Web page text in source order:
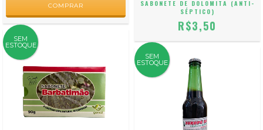
COMPRAR
SABONETE DE DOLOMITA (ANTI-
SÉPTICO)
R$3,50
SEM
ESTOQUE
SEM
ESTOQUE